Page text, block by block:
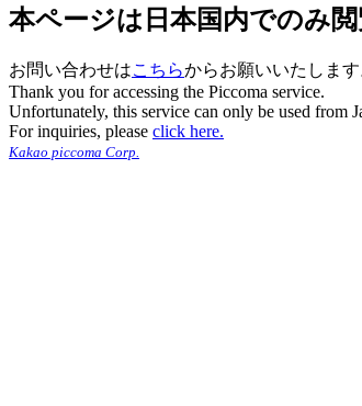
本ページは日本国内でのみ閲
お問い合わせはこちらからお願いいたします
Thank you for accessing the Piccoma service.
Unfortunately, this service can only be used from
For inquiries, please click here.
Kakao piccoma Corp.